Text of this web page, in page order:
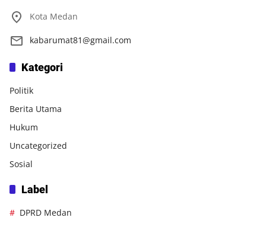
Kota Medan
kabarumat81@gmail.com
Kategori
Politik
Berita Utama
Hukum
Uncategorized
Sosial
Label
DPRD Medan